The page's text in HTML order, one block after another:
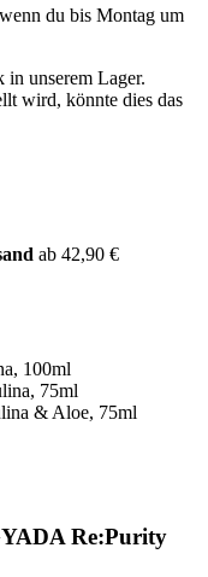
du bis Montag um
unserem Lager.
wird, könnte dies das
ab 42,90 €
100ml
75ml
& Aloe, 75ml
Re:Purity